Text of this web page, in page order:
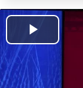
Play
Video